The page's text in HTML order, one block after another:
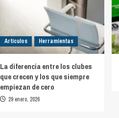
Artículos Herramientas
La diferencia entre los clubes
que crecen y los que siempre
empiezan de cero
29 enero, 2026